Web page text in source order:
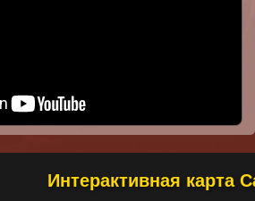
видео о проекте!
Интерактивная карта